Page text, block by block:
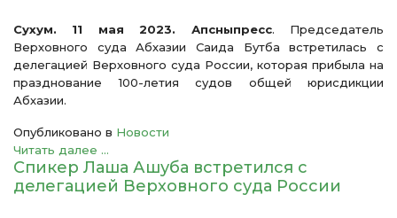
Сухум. 11 мая 2023. Апсныпресс. Председатель
Верховного суда Абхазии Саида Бутба встретилась с
делегацией Верховного суда России, которая прибыла на
празднование 100-летия судов общей юрисдикции
Абхазии.
Опубликовано в Новости
Читать далее ...
Спикер Лаша Ашуба встретился с
делегацией Верховного суда России